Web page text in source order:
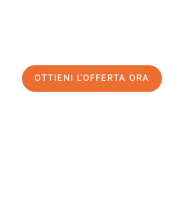
OTTIENI L'OFFERTA ORA